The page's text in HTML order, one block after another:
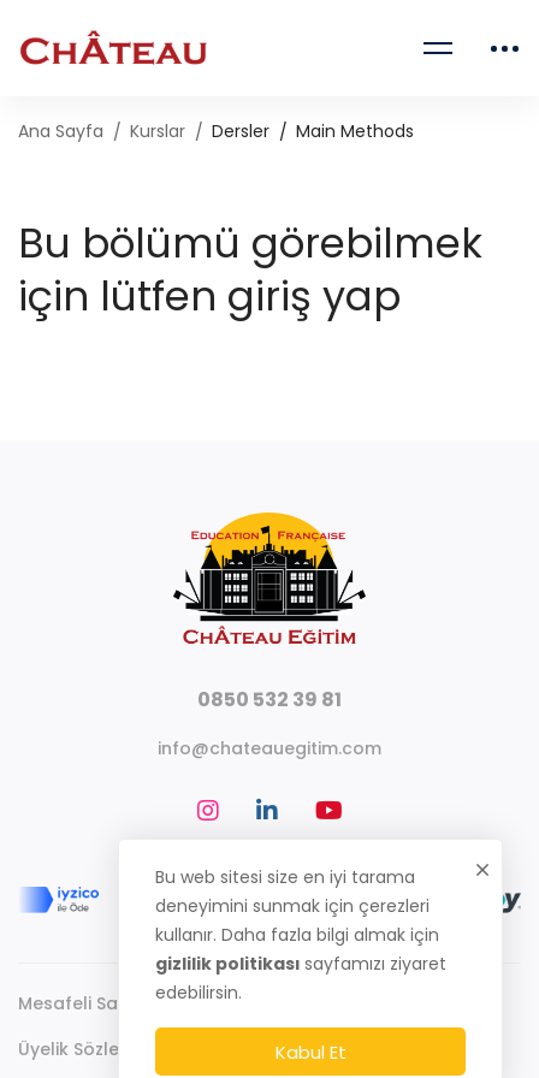
Ana Sayfa Kurslar Dersler Main Methods
Bu bölümü görebilmek
için lütfen giriş yap
0850 532 39 81
info@chateauegitim.com
Mesafeli Satış Sözleşmesi
Üyelik Sözleşmesi
Bu web sitesi size en iyi tarama
deneyimini sunmak için çerezleri
kullanır. Daha fazla bilgi almak için
gizlilik politikası sayfamızı ziyaret
edebilirsin.
Kabul Et